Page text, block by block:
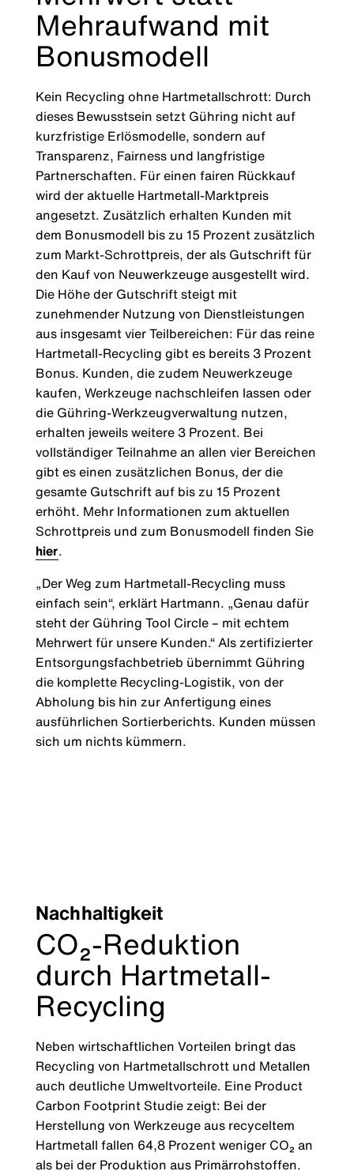
Mehraufwand mit
Bonusmodell
Kein Recycling ohne Hartmetallschrott: Durch
dieses Bewusstsein setzt Gühring nicht auf
kurzfristige Erlösmodelle, sondern auf
Transparenz, Fairness und langfristige
Partnerschaften. Für einen fairen Rückkauf
wird der aktuelle Hartmetall-Marktpreis
angesetzt. Zusätzlich erhalten Kunden mit
dem Bonusmodell bis zu 15 Prozent zusätzlich
zum Markt-Schrottpreis, der als Gutschrift für
den Kauf von Neuwerkzeuge ausgestellt wird.
Die Höhe der Gutschrift steigt mit
zunehmender Nutzung von Dienstleistungen
aus insgesamt vier Teilbereichen: Für das reine
Hartmetall-Recycling gibt es bereits 3 Prozent
Bonus. Kunden, die zudem Neuwerkzeuge
kaufen, Werkzeuge nachschleifen lassen oder
die Gühring-Werkzeugverwaltung nutzen,
erhalten jeweils weitere 3 Prozent. Bei
vollständiger Teilnahme an allen vier Bereichen
gibt es einen zusätzlichen Bonus, der die
gesamte Gutschrift auf bis zu 15 Prozent
erhöht. Mehr Informationen zum aktuellen
Schrottpreis und zum Bonusmodell finden Sie
hier.
„Der Weg zum Hartmetall-Recycling muss
einfach sein“, erklärt Hartmann. „Genau dafür
steht der Gühring Tool Circle – mit echtem
Mehrwert für unsere Kunden.“ Als zertifizierter
Entsorgungsfachbetrieb übernimmt Gühring
die komplette Recycling-Logistik, von der
Abholung bis hin zur Anfertigung eines
ausführlichen Sortierberichts. Kunden müssen
sich um nichts kümmern.
Nachhaltigkeit
CO₂-Reduktion
durch Hartmetall-
Recycling
Neben wirtschaftlichen Vorteilen bringt das
Recycling von Hartmetallschrott und Metallen
auch deutliche Umweltvorteile. Eine Product
Carbon Footprint Studie zeigt: Bei der
Herstellung von Werkzeuge aus recyceltem
Hartmetall fallen 64,8 Prozent weniger CO₂ an
als bei der Produktion aus Primärrohstoffen.